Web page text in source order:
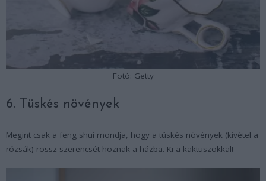
Fotó: Getty
6. Tüskés növények
Megint csak a feng shui mondja, hogy a tüskés növények (kivétel a
rózsák) rossz szerencsét hoznak a házba. Ki a kaktuszokkal!